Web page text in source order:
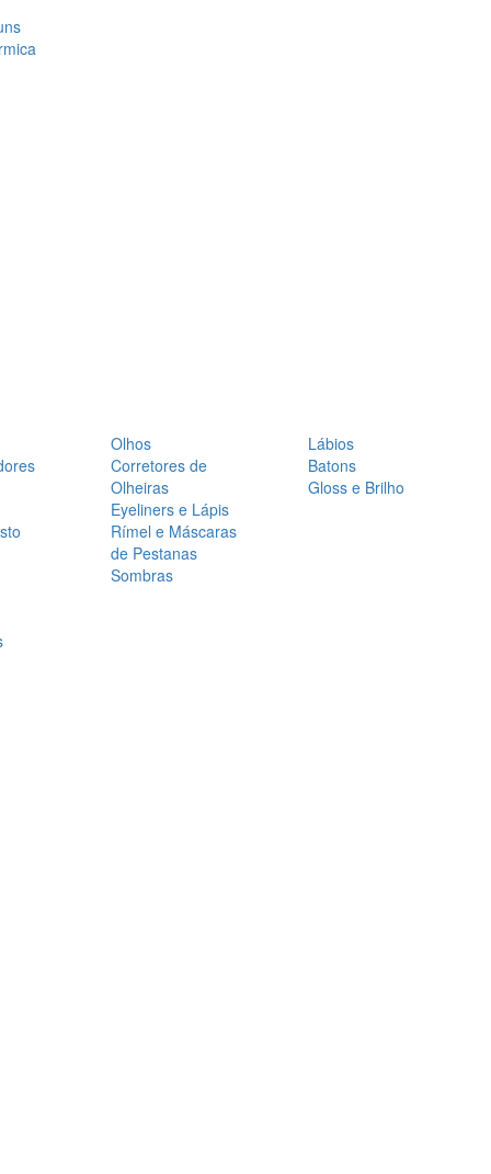
Olhos
Corretores de
Olheiras
Eyeliners e Lápis
Rímel e Máscaras
de Pestanas
Sombras
Lábios
Batons
Gloss e Brilho